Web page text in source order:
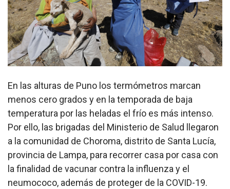
En las alturas de Puno los termómetros marcan
menos cero grados y en la temporada de baja
temperatura por las heladas el frío es más intenso.
Por ello, las brigadas del Ministerio de Salud llegaron
a la comunidad de Choroma, distrito de Santa Lucía,
provincia de Lampa, para recorrer casa por casa con
la finalidad de vacunar contra la influenza y el
neumococo, además de proteger de la COVID-19.